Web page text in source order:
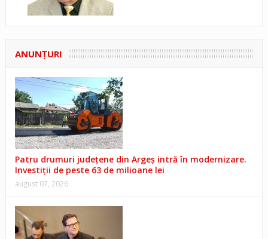
ANUNŢURI
Patru drumuri județene din Argeș intră în modernizare.
Investiții de peste 63 de milioane lei
august 07, 2026